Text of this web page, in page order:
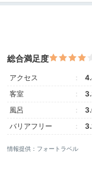
みなとみらいの風
す。窓から見える
す。シングル・ダ
が並ぶファミリー
総合満足度
アクセス
客室
風呂
バリアフリー
情報提供：フォートラベル